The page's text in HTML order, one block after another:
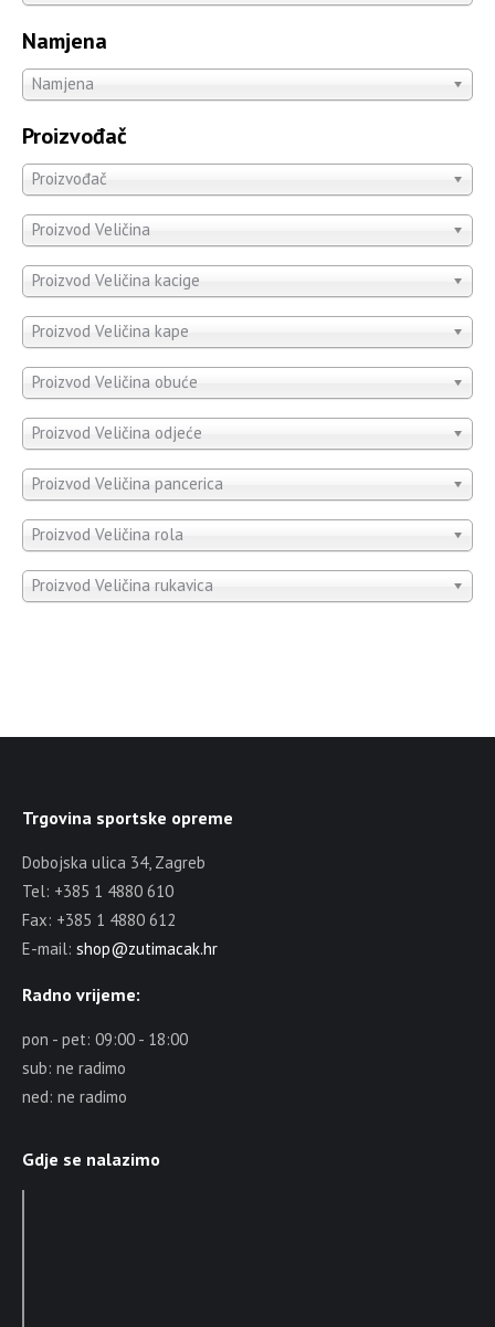
Namjena
Namjena
Proizvođač
Proizvođač
Proizvod Veličina
Proizvod Veličina kacige
Proizvod Veličina kape
Proizvod Veličina obuće
Proizvod Veličina odjeće
Proizvod Veličina pancerica
Proizvod Veličina rola
Proizvod Veličina rukavica
Trgovina sportske opreme
Dobojska ulica 34, Zagreb
Tel: +385 1 4880 610
Fax: +385 1 4880 612
E-mail: shop@zutimacak.hr
Radno vrijeme:
pon - pet: 09:00 - 18:00
sub: ne radimo
ned: ne radimo
Gdje se nalazimo